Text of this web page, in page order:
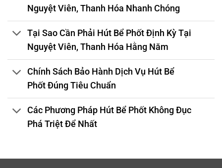
Nguyệt Viên, Thanh Hóa Nhanh Chóng
Tại Sao Cần Phải Hút Bể Phốt Định Kỳ Tại
Nguyệt Viên, Thanh Hóa Hằng Năm
Chính Sách Bảo Hành Dịch Vụ Hút Bể
Phốt Đúng Tiêu Chuẩn
Các Phương Pháp Hút Bể Phốt Không Đục
Phá Triệt Để Nhất